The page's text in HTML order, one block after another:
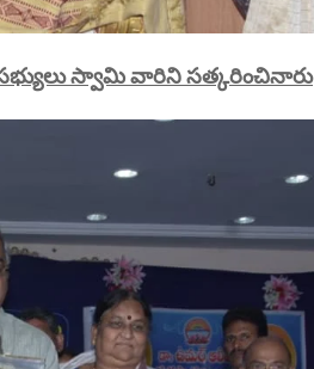
స్వామి వారిని సత్కరించినారు